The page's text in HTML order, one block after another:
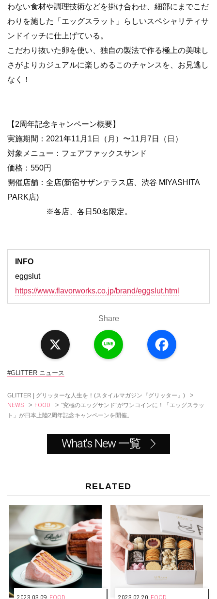
わない食材や調理技術などを掛け合わせ、細部にまでこだ
わりを施した「エッグスラット」らしいスペシャリティサ
ンドイッチに仕上げている。
こだわり抜いた卵を使い、独自の製法で作る極上の美味し
さがよりカジュアルに楽しめるこのチャンスを、お見逃し
なく！
【2周年記念キャンペーン概要】
実施期間：2021年11月1日（月）〜11月7日（日）
対象メニュー：フェアファックスサンド
価格：550円
開催店舗：全店(新宿サザンテラス店、渋谷 MIYASHITA
PARK店)
※各店、各日50名限定。
INFO
eggslut
https://www.flavorworks.co.jp/brand/eggslut.html
Share
a
c
#GLITTER ニュース
GLITTER | グリッターな人生を！(スタイルマガジン『グリッター』) >
NEWS > FOOD > “究極のエッグサンド”がワンコインに！「エッグスラッ
ト」が日本上陸2周年記念キャンペーンを開催。
What's New 一覧
RELATED